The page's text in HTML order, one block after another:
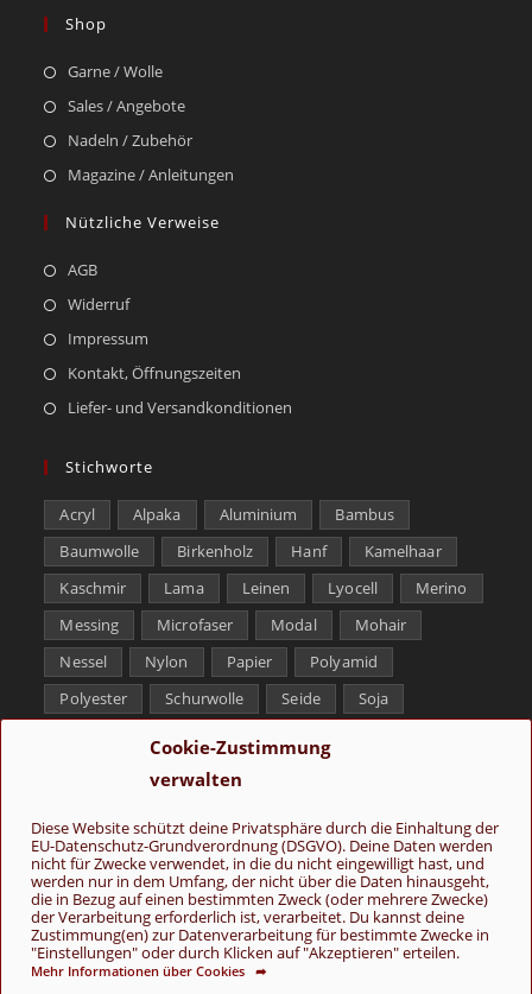
Cookie-Zustimmung
verwalten
Diese Website schützt deine Privatsphäre durch die Einhaltung der
EU-Datenschutz-Grundverordnung (DSGVO). Deine Daten werden
nicht für Zwecke verwendet, in die du nicht eingewilligt hast, und
werden nur in dem Umfang, der nicht über die Daten hinausgeht,
die in Bezug auf einen bestimmten Zweck (oder mehrere Zwecke)
der Verarbeitung erforderlich ist, verarbeitet. Du kannst deine
Zustimmung(en) zur Datenverarbeitung für bestimmte Zwecke in
"Einstellungen" oder durch Klicken auf "Akzeptieren" erteilen.
Mehr Informationen über Cookies ➦
Shop
Garne / Wolle
Sales / Angebote
Nadeln / Zubehör
Magazine / Anleitungen
Nützliche Verweise
AGB
Widerruf
Impressum
Kontakt, Öffnungszeiten
Liefer- und Versandkonditionen
Stichworte
Acryl Alpaka Aluminium
Bambus
Baumwolle
Birkenholz Hanf
Kamelhaar
Kaschmir
Lama Leinen Lyocell
Merino
Messing
Microfaser Modal
Mohair
Nessel
Nylon Papier
Polyamid
Polyester
Schurwolle Seide
Soja
Tencel
Yak
Folge uns